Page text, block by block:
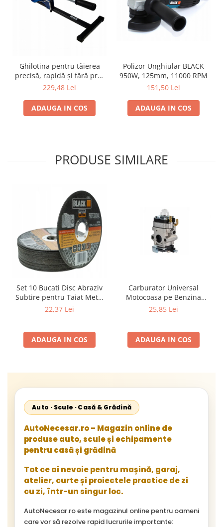
Ghilotina pentru tăierea
precisă, rapidă și fără praf
a panourilor laminate de 12
229,48 Lei
ADAUGA IN COS
Polizor Unghiular BLACK
950W, 125mm, 11000 RPM
151,50 Lei
ADAUGA IN COS
PRODUSE SIMILARE
Set 10 Bucati Disc Abraziv
Subtire pentru Taiat Metal
si Inox 125 x 1 x 22.2 mm,
22,37 Lei
ADAUGA IN COS
Carburator Universal
Motocoasa pe Benzina
(Motoare 2 Timpi),
Gardener, Eurotec, Makita,
Al-Ko, Ansamblu Complet
25,85 Lei
ADAUGA IN COS
Auto · Scule · Casă & Grădină
AutoNecesar.ro – Magazin online de
produse auto, scule și echipamente
pentru casă și grădină
Tot ce ai nevoie pentru mașină, garaj,
atelier, curte și proiectele practice de zi
cu zi, într-un singur loc.
AutoNecesar.ro este magazinul online pentru oameni
care vor să rezolve rapid lucrurile importante: